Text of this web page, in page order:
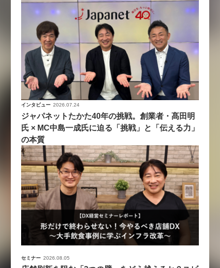
インタビュー 2026.07.24
ジャパネットたかた40年の挑戦。創業者・髙田明
氏 × MC中島一成氏に迫る「挑戦」と「伝える力」
の本質
セミナー 2026.08.05